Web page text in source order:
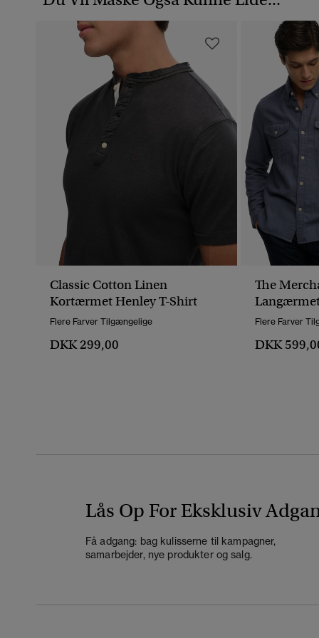
Classic Cotton Linen
Kortærmet Henley T-Shirt
Flere Farver Tilgængelige
DKK 299,00
The
Flere Farver
DKK
Lås Op For Eksklusiv
Få adgang: bag kulisserne til kampagner,
samarbejder, nye produkter og salg.